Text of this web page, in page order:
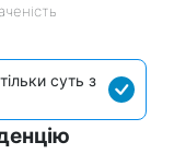
суть з